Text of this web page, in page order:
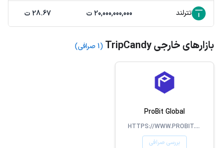
تترلند 20,000,000,000 ت 28.67 ت
بازارهای خارجی TripCandy (1 صرافی)
ProBit Global
HTTPS://WWW.PROBIT.COM/EN-US/
بررسی صرافی